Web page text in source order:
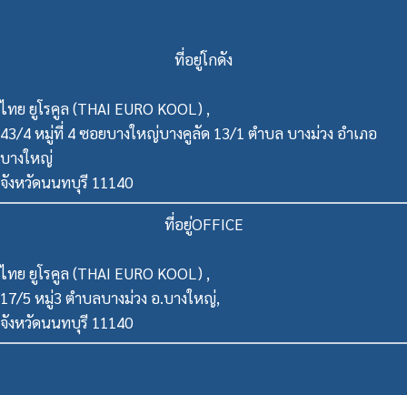
ที่อยู่โกดัง
ไทย ยูโรคูล (THAI EURO KOOL) ,
43/4 หมู่ที่ 4 ซอยบางใหญ่บางคูลัด 13/1 ตำบล บางม่วง อำเภอ
บางใหญ่
จังหวัดนนทบุรี 11140
ที่อยู่OFFICE
ไทย ยูโรคูล (THAI EURO KOOL) ,
17/5 หมู่3 ตำบลบางม่วง อ.บางใหญ่,
จังหวัดนนทบุรี 11140